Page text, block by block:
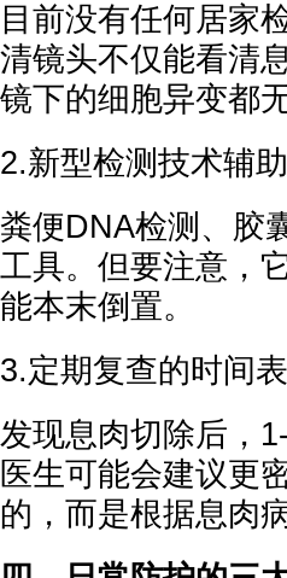
目前没有任何居家
清镜头不仅能看清
镜下的细胞异变都
2.新型检测技术辅助
粪便DNA检测、胶
工具。但要注意，
能本末倒置。
3.定期复查的时间表
发现息肉切除后，
医生可能会建议更
的，而是根据息肉